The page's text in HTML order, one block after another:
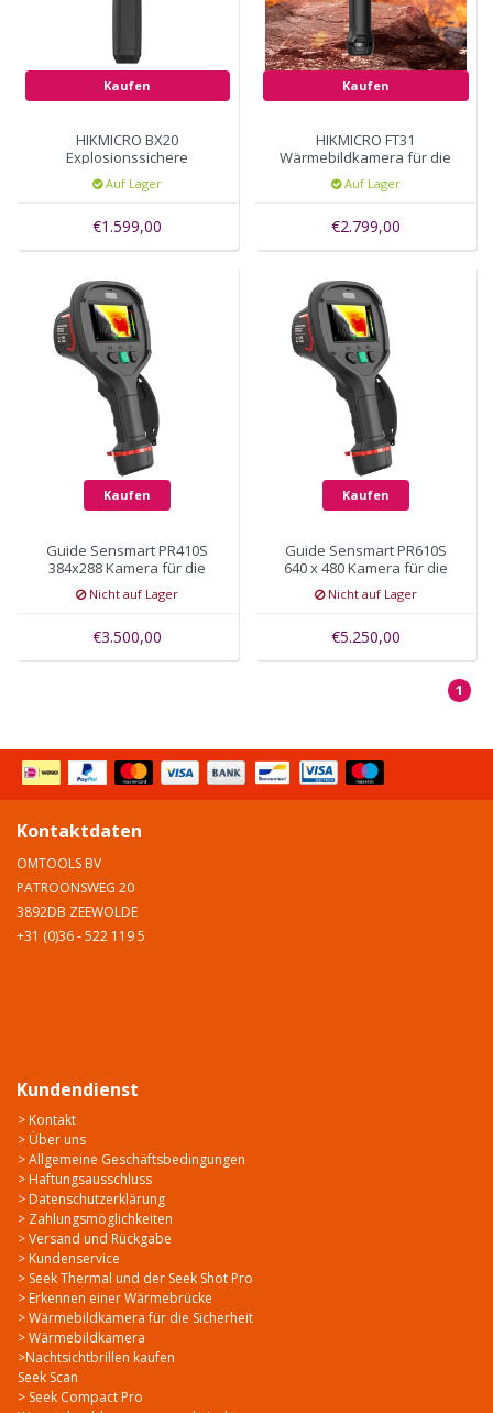
Kaufen
HIKMICRO BX20
Explosionssichere
Wärmebildkamera
Auf Lager
€1.599,00
Kaufen
HIKMICRO FT31
Wärmebildkamera für die
Brandbekämpfung
Auf Lager
€2.799,00
Kaufen
Guide Sensmart PR410S
384x288 Kamera für die
Feuerwehr
Nicht auf Lager
€3.500,00
Kaufen
Guide Sensmart PR610S
640 x 480 Kamera für die
Feuerwehr
Nicht auf Lager
€5.250,00
1
Kontaktdaten
OMTOOLS BV
PATROONSWEG 20
3892DB ZEEWOLDE
+31 (0)36 - 522 119 5
Kundendienst
> Kontakt
> Über uns
> Allgemeine Geschäftsbedingungen
> Haftungsausschluss
> Datenschutzerklärung
> Zahlungsmöglichkeiten
> Versand und Rückgabe
> Kundenservice
> Seek Thermal und der Seek Shot Pro
> Erkennen einer Wärmebrücke
> Wärmebildkamera für die Sicherheit
> Wärmebildkamera
>Nachtsichtbrillen kaufen
Seek Scan
> Seek Compact Pro